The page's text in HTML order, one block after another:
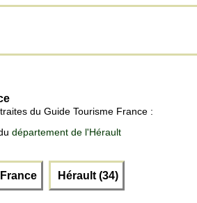
du Guide Tourisme France :
département de l'Hérault
France Hérault (34)